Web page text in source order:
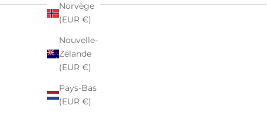
Norvège
(EUR €)
Nouvelle-
Zélande
(EUR €)
Pays-Bas
(EUR €)